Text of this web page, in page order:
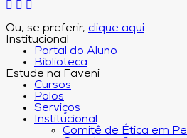
Ou, se preferir, clique aqui
Institucional
Portal do Aluno
Biblioteca
Estude na Faveni
Cursos
Polos
Serviços
Institucional
Comitê de Ética em